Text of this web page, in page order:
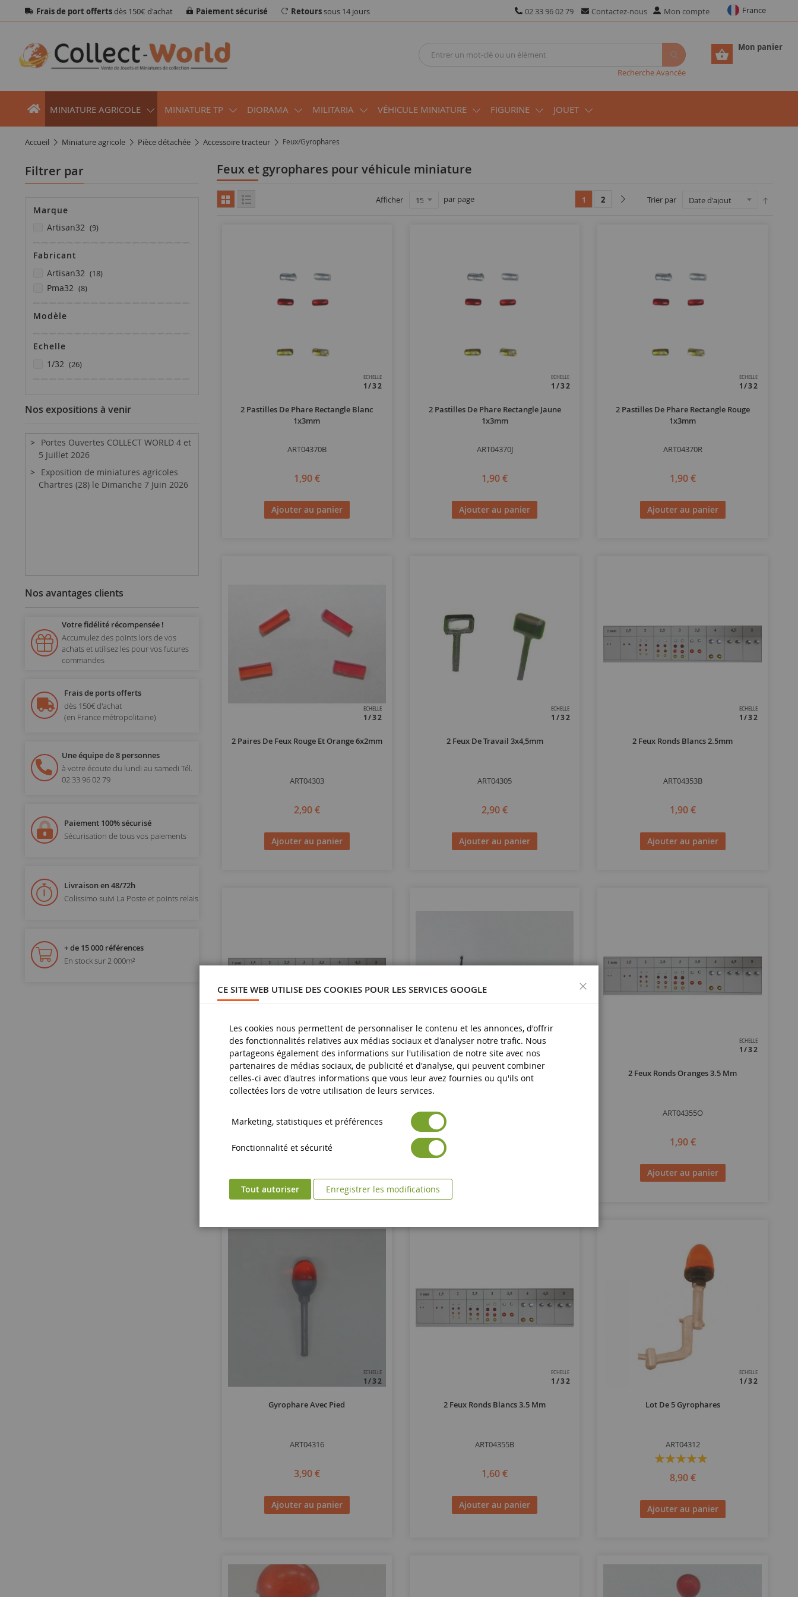
Frais de port offertsdès 150€ d'achat Paiement sécurisé Retourssous 14 jours 02 33 96 02 79 Contactez-nous Mon compte France
Mon panier
Recherche Avancée
MINIATURE AGRICOLE MINIATURE TP DIORAMA MILITARIA VÉHICULE MINIATURE FIGURINE JOUET
accueil miniature agricole pièce détachée accessoire tracteur Feux/Gyrophares
Feux et gyrophares pour véhicule miniature
Trier par
Afficher par page 1 2
ECHELLE
1/32
2 Pastilles De Phare Rectangle Blanc
1x3mm
ART04370B
1,90 €
Ajouter au panier
ECHELLE
1/32
2 Pastilles De Phare Rectangle Jaune
1x3mm
ART04370J
1,90 €
Ajouter au panier
ECHELLE
1/32
2 Pastilles De Phare Rectangle Rouge
1x3mm
ART04370R
1,90 €
Ajouter au panier
ECHELLE
1/32
2 Paires De Feux Rouge Et Orange 6x2mm
ART04303
2,90 €
Ajouter au panier
ECHELLE
1/32
2 Feux De Travail 3x4,5mm
ART04305
2,90 €
Ajouter au panier
ECHELLE
1/32
2 Feux Ronds Blancs 2.5mm
ART04353B
1,90 €
Ajouter au panier
ECHELLE
1/32
2 Feux Ronds Oranges 2.5mm
1,90 €
Antenne Tracteur X2
ECHELLE
1/32
2 Feux Ronds Oranges 3.5 Mm
ART04355O
1,90 €
Ajouter au panier
ECHELLE
1/32
Gyrophare Avec Pied
ART04316
3,90 €
Ajouter au panier
ECHELLE
1/32
2 Feux Ronds Blancs 3.5 Mm
ART04355B
1,60 €
Ajouter au panier
ECHELLE
1/32
Lot De 5 Gyrophares
ART04312
Évaluation:
100%8,90 €
Ajouter au panier
Filtrer par
Marque
artisan32
9articles
Fabricant
artisan32
18articles
pma32 8articles
Modèle
Echelle
1/32
26articles
Nos expositions à venir
Portes Ouvertes COLLECT WORLD 4 et
5 Juillet 2026
Exposition de miniatures agricoles
Chartres (28) le Dimanche 7 Juin 2026
Nos avantages clients
Votre fidélité récompensée !
Accumulez des points lors de vos
achats et utilisez les pour vos futures
commandes
Frais de ports offerts
dès 150€ d'achat
(en France métropolitaine)
Une équipe de 8 personnes
à votre écoute du lundi au samedi Tél.
02 33 96 02 79
Paiement 100% sécurisé
Sécurisation de tous vos paiements
Livraison en 48/72h
Colissimo suivi La Poste et points relais
+ de 15 000 références
En stock sur 2 000m²
CE SITE WEB UTILISE DES COOKIES POUR LES SERVICES GOOGLE
Les cookies nous permettent de personnaliser le contenu et les annonces, d'offrir
des fonctionnalités relatives aux médias sociaux et d'analyser notre trafic. Nous
partageons également des informations sur l'utilisation de notre site avec nos
partenaires de médias sociaux, de publicité et d'analyse, qui peuvent combiner
celles-ci avec d'autres informations que vous leur avez fournies ou qu'ils ont
collectées lors de votre utilisation de leurs services.
Marketing, statistiques et préférences
Fonctionnalité et sécurité
Tout autoriser Enregistrer les modifications